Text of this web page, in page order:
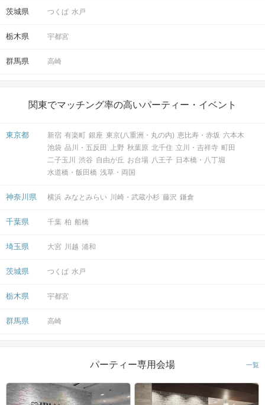
茨城県 つくば 水戸
栃木県 宇都宮
群馬県 高崎
関東でマッチング率の高いパーティー・イベント
東京都 新宿 有楽町 銀座 東京(八重洲・丸の内) 恵比寿・赤坂 六本木
池袋 品川・五反田 上野 秋葉原 北千住 立川・吉祥寺 町田
二子玉川
渋谷 自由が丘 お台場 八王子 日本橋・八丁堀
水道橋・飯田橋 浅草・両国
神奈川県 横浜 みなとみらい 川崎・武蔵小杉 藤沢 鎌倉
千葉県 千葉 柏 船橋
埼玉県 大宮 川越 浦和
茨城県 つくば 水戸
栃木県 宇都宮
群馬県 高崎
パーティー専用会場 一覧